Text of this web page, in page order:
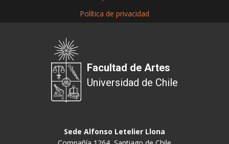
Política de privacidad
Facultad de Artes
Universidad de Chile
Sede Alfonso Letelier Llona